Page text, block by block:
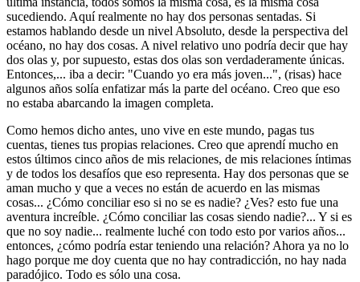
sucediendo. Aquí realmente no hay dos personas sentadas. Si
estamos hablando desde un nivel Absoluto, desde la perspectiva del
océano, no hay dos cosas. A nivel relativo uno podría decir que hay
dos olas y, por supuesto, estas dos olas son verdaderamente únicas.
Entonces,... iba a decir: "Cuando yo era más joven...", (risas) hace
algunos años solía enfatizar más la parte del océano. Creo que eso
no estaba abarcando la imagen completa.
Como hemos dicho antes, uno vive en este mundo, pagas tus
cuentas, tienes tus propias relaciones. Creo que aprendí mucho en
estos últimos cinco años de mis relaciones, de mis relaciones íntimas
y de todos los desafíos que eso representa. Hay dos personas que se
aman mucho y que a veces no están de acuerdo en las mismas
cosas... ¿Cómo conciliar eso si no se es nadie? ¿Ves? esto fue una
aventura increíble. ¿Cómo conciliar las cosas siendo nadie?... Y si es
que no soy nadie... realmente luché con todo esto por varios años...
entonces, ¿cómo podría estar teniendo una relación? Ahora ya no lo
hago porque me doy cuenta que no hay contradicción, no hay nada
paradójico. Todo es sólo una cosa.